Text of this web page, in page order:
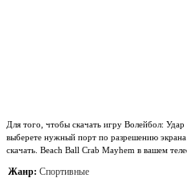
Для того, чтобы скачать игру Волейбол: Удар
выберете нужный порт по разрешению
скачать. Beach Ball Crab Mayhem в вашем
Жанр: Спортивные